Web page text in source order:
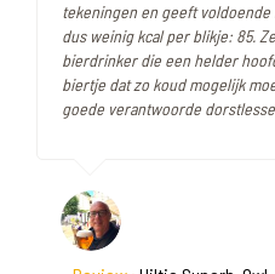
tekeningen en geeft
dus weinig kcal per blikje: 85.
bierdrinker die een helder
biertje dat zo koud mogelijk
goede verantwoorde